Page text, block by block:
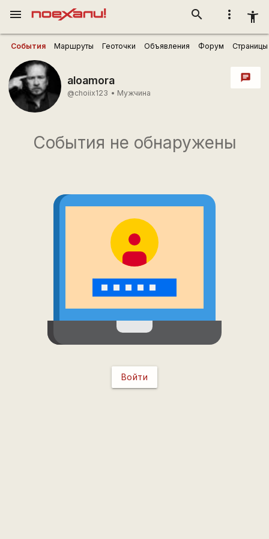
more_vert accessibility_new
search
menu
События Маршруты Геоточки Объявления Форум Страницы
aloamora
@choiix123 • Мужчина
chat
События не обнаружены
Войти